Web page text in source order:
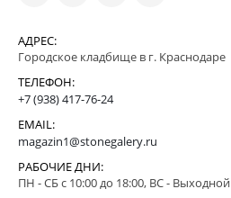
АДРЕС:
Городское кладбище в г. Краснодаре
ТЕЛЕФОН:
+7 (938) 417-76-24
EMAIL:
magazin1@stonegalery.ru
РАБОЧИЕ ДНИ:
ПН - СБ с 10:00 до 18:00, ВС - Выходной